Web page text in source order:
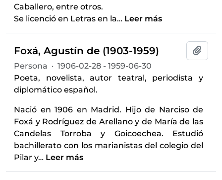
Caballero, entre otros.
Se licenció en Letras en la… Leer más
Foxá, Agustín de (1903-1959)
Persona · 1906-02-28 - 1959-06-30
Poeta, novelista, autor teatral, periodista y
diplomático español.
Nació en 1906 en Madrid. Hijo de Narciso de
Foxá y Rodríguez de Arellano y de María de las
Candelas Torroba y Goicoechea. Estudió
bachillerato con los marianistas del colegio del
Pilar y… Leer más